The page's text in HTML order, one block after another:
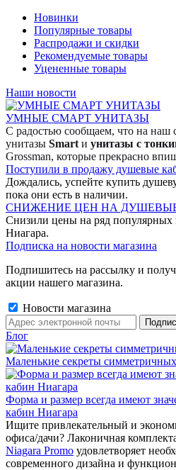
Новинки
Популярные товары
Распродажи и скидки
Рекомендуемые товары
Уцененные товары
Наши новости
УМНЫЕ СМАРТ УНИТАЗЫ
С радостью сообщаем, что на наш
унитазы Smart и унитазы с
Grossman, которые прекрасно
Поступили в продажу душевые
Дождались, успейте купить
пока они есть в наличии.
СНИЖЕНИЕ ЦЕН НА ДУШЕВЫЕ
Снизили цены на ряд
Ниагара.
Подписка на новости магазина
Подпишитесь на рассылку и
акции нашего магазина.
Новости магазина
Блог
Маленькие секреты
Форма и размер всегда имеют
кабин Ниагара
Ищите привлекательный и
офиса/дачи? Лаконичная
Niagara Promo удовлетворяет
современного дизайна и